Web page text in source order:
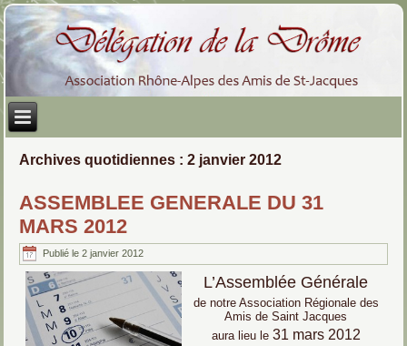
Archives quotidiennes :2 janvier 2012
ASSEMBLEE GENERALE DU 31
MARS 2012
Publié le 2 janvier 2012
L’Assemblée Générale
de notre Association Régionale des
Amis de Saint Jacques
aura lieu le 31 mars 2012